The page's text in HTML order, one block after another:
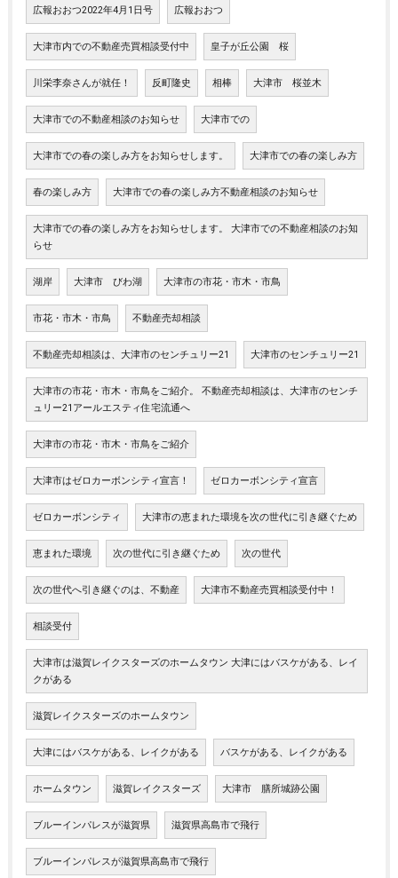
広報おおつ2022年4月1日号 広報おおつ
大津市内での不動産売買相談受付中 皇子が丘公園 桜
川栄李奈さんが就任！ 反町隆史 相棒 大津市 桜並木
大津市での不動産相談のお知らせ 大津市での
大津市での春の楽しみ方をお知らせします。 大津市での春の楽しみ方
春の楽しみ方 大津市での春の楽しみ方不動産相談のお知らせ
大津市での春の楽しみ方をお知らせします。 大津市での不動産相談のお知
らせ
湖岸 大津市 びわ湖 大津市の市花・市木・市鳥
市花・市木・市鳥 不動産売却相談
不動産売却相談は、大津市のセンチュリー21 大津市のセンチュリー21
大津市の市花・市木・市鳥をご紹介。 不動産売却相談は、大津市のセンチ
ュリー21アールエスティ住宅流通へ
大津市の市花・市木・市鳥をご紹介
大津市はゼロカーボンシティ宣言！ ゼロカーボンシティ宣言
ゼロカーボンシティ 大津市の恵まれた環境を次の世代に引き継ぐため
恵まれた環境 次の世代に引き継ぐため 次の世代
次の世代へ引き継ぐのは、不動産 大津市不動産売買相談受付中！
相談受付
大津市は滋賀レイクスターズのホームタウン 大津にはバスケがある、レイ
クがある
滋賀レイクスターズのホームタウン
大津にはバスケがある、レイクがある バスケがある、レイクがある
ホームタウン 滋賀レイクスターズ 大津市 膳所城跡公園
ブルーインパレスが滋賀県 滋賀県高島市で飛行
ブルーインパレスが滋賀県高島市で飛行